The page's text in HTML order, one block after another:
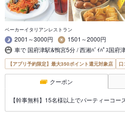
ベーカーイタリアンレストラン
2001～3000円
1501～2000円
車で 国府津駅&鴨宮5分 / 西湘ﾊﾞｲﾊﾟｽ国府
【アプリ予約限定】最大350ポイント還元対象店 口
クーポン
【幹事無料】15名様以上でパーティーコー